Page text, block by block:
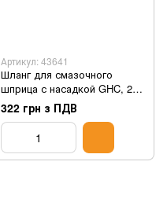
Артикул: 43641
Шланг для смазочного
шприца с насадкой GHC, 240
бар, 450 мм
322 грн з ПДВ